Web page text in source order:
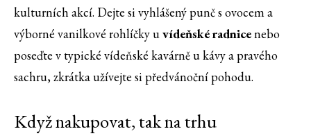
kulturních akcí. Dejte si vyhlášený punč s ovocem a
výborné vanilkové rohlíčky uvídeňské radnicenebo
poseďte v typické vídeňské kavárně u kávy a pravého
sachru, zkrátka užívejte si předvánoční pohodu.
Když nakupovat, tak na trhu